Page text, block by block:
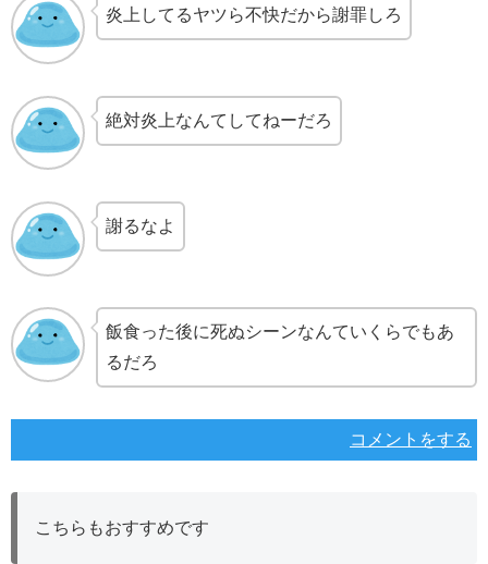
炎上してるヤツら不快だから謝罪しろ
絶対炎上なんてしてねーだろ
謝るなよ
飯食った後に死ぬシーンなんていくらでもあ
るだろ
コメントをする
こちらもおすすめです